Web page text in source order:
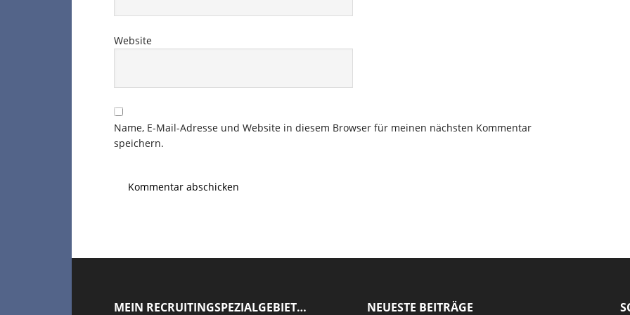
Website
Name, E-Mail-Adresse und Website in diesem Browser für meinen nächsten Kommentar
speichern.
MEIN RECRUITINGSPEZIALGEBIET… NEUESTE BEITRÄGE